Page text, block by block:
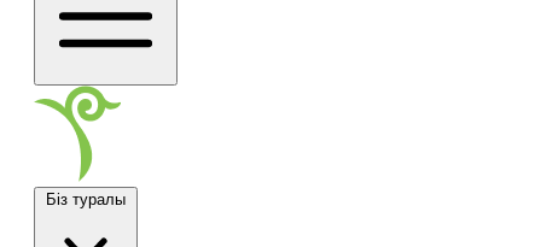
Біз туралы